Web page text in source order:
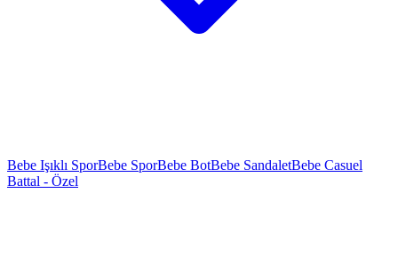
Bebe Işıklı SporBebe SporBebe BotBebe SandaletBebe Casuel
Battal - Özel